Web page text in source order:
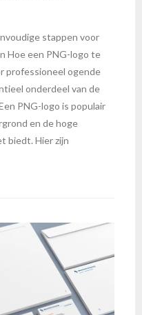
stappen voor
Hoe een PNG-logo te
professioneel ogende
onderdeel van de
PNG-logo is populair
en de hoge
biedt. Hier zijn